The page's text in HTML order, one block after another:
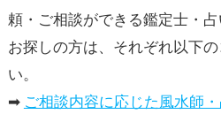
頼・ご相談ができる鑑定士・
お探しの方は、それぞれ以下
い。
➡ ご相談内容に応じた風水師